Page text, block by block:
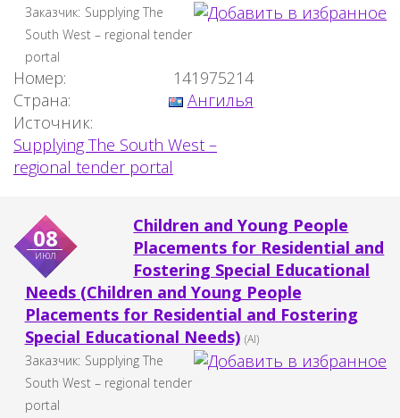
Заказчик: Supplying The
South West – regional tender
portal
Номер:
141975214
Страна:
Ангилья
Источник:
Supplying The South West –
regional tender portal
08
июл
Children and Young People
Placements for Residential and
Fostering Special Educational
Needs (Children and Young People
Placements for Residential and Fostering
Special Educational Needs) (AI)
Заказчик: Supplying The
South West – regional tender
portal